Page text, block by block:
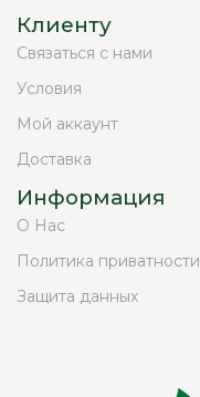
Клиенту
Связаться с нами
Условия
Мой аккаунт
Доставка
Информация
О Нас
Политика приватности
Защита данных